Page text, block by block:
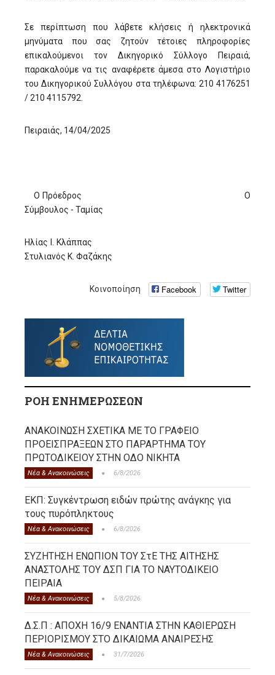
Σε περίπτωση που λάβετε κλήσεις ή ηλεκτρονικά
μηνύματα που σας ζητούν τέτοιες πληροφορίες
επικαλούμενοι τον Δικηγορικό Σύλλογο Πειραιά,
παρακαλούμε να τις αναφέρετε άμεσα στο Λογιστήριο
του Δικηγορικού Συλλόγου στα τηλέφωνα: 210 4176251
/ 210 4115792.
Πειραιάς, 14/04/2025
Ο Πρόεδρος Ο
Σύμβουλος - Ταμίας
Ηλίας Ι. Κλάππας
Στυλιανός Κ. Φαζάκης
Κοινοποίηση Facebook Twitter
ΡΟΗ ΕΝΗΜΕΡΩΣΕΩΝ
ΑΝΑΚΟΙΝΩΣΗ ΣΧΕΤΙΚΑ ΜΕ ΤΟ ΓΡΑΦΕΙΟ
ΠΡΟΕΙΣΠΡΑΞΕΩΝ ΣΤΟ ΠΑΡΑΡΤΗΜΑ ΤΟΥ
ΠΡΩΤΟΔΙΚΕΙΟΥ ΣΤΗΝ ΟΔΟ ΝΙΚΗΤΑ
Νέα & Ανακοινώσεις 6/8/2026
ΕΚΠ: Συγκέντρωση ειδών πρώτης ανάγκης για
τους πυρόπληκτους
Νέα & Ανακοινώσεις 6/8/2026
ΣΥΖΗΤΗΣΗ ΕΝΩΠΙΟΝ ΤΟΥ ΣτΕ ΤΗΣ ΑΙΤΗΣΗΣ
ΑΝΑΣΤΟΛΗΣ ΤΟΥ ΔΣΠ ΓΙΑ ΤΟ ΝΑΥΤΟΔΙΚΕΙΟ
ΠΕΙΡΑΙΑ
Νέα & Ανακοινώσεις 5/8/2026
Δ.Σ.Π : ΑΠΟΧΗ 16/9 ΕΝΑΝΤΙΑ ΣΤΗΝ ΚΑΘΙΕΡΩΣΗ
ΠΕΡΙΟΡΙΣΜΟΥ ΣΤΟ ΔΙΚΑΙΩΜΑ ΑΝΑΙΡΕΣΗΣ
Νέα & Ανακοινώσεις 31/7/2026